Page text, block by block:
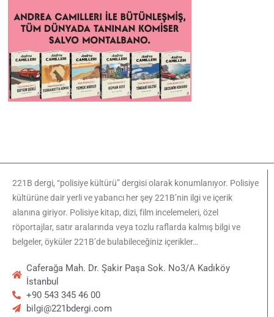
221B dergi, “polisiye kültürü” dergisi olarak konumlanıyor. Polisiye
kültürüne dair yerli ve yabancı her şey 221B’nin ilgi ve içerik
alanına giriyor. Polisiye kitap, dizi, film incelemeleri, özel
röportajlar, satır aralarında veya tozlu raflarda kalmış bilgi ve
belgeler, öyküler 221B’de bulabileceğiniz içerikler…
Caferağa Mah. Dr. Şakir Paşa Sok. No3/A Kadıköy
İstanbul
+90 543 345 46 00
bilgi@221bdergi.com